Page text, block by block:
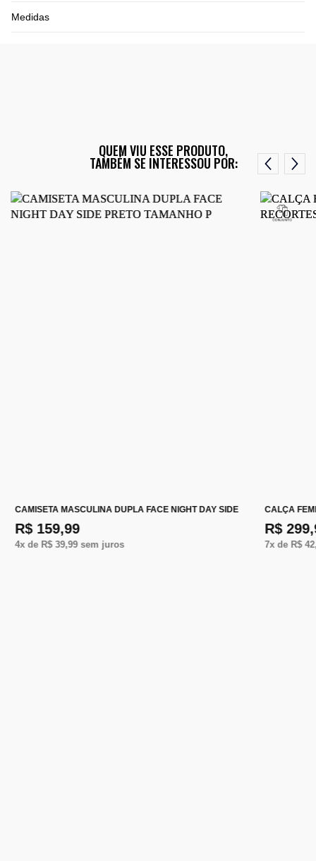
Medidas
QUEM VIU ESSE PRODUTO,
TAMBÉM SE INTERESSOU POR:
CAMISETA MASCULINA DUPLA FACE NIGHT DAY SIDE
R$ 159,99
4x de R$ 39,99sem juros
CALÇA
R$
7x de R$